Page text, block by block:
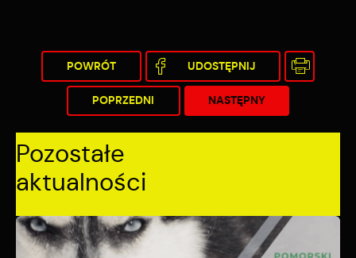
POWRÓT UDOSTĘPNIJ
POPRZEDNI NASTĘPNY
Pozostałe
aktualności